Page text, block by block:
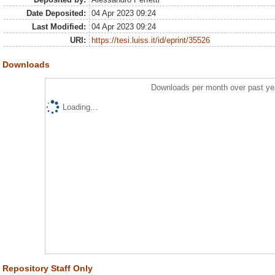
Date Deposited:
04 Apr 2023 09:24
Last Modified:
04 Apr 2023 09:24
URI:
https://tesi.luiss.it/id/eprint/35526
Downloads
Downloads per month over past
Loading...
Repository Staff Only